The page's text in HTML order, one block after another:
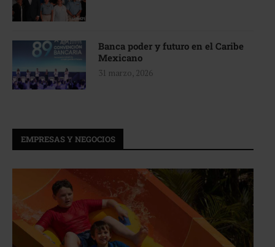
Banca poder y futuro en el Caribe
Mexicano
31 marzo, 2026
EMPRESAS Y NEGOCIOS